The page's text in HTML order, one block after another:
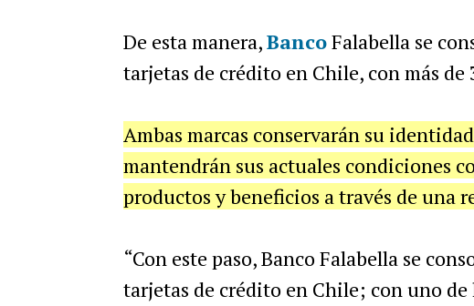
De esta manera,BancoFalabella se
tarjetas de crédito en Chile, con más
Ambas marcas conservarán su
mantendrán sus actuales condiciones
productos y beneficios a través de una
“Con este paso, Banco Falabella se
tarjetas de crédito en Chile; con uno de